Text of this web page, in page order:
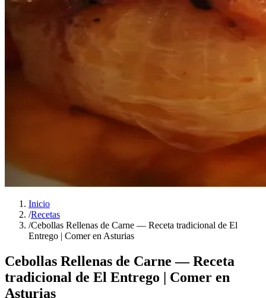
Inicio
/Recetas
/Cebollas Rellenas de Carne — Receta tradicional de El
Entrego | Comer en Asturias
Cebollas Rellenas de Carne — Receta
tradicional de El Entrego | Comer en
Asturias